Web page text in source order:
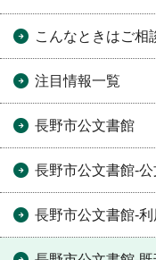
こんなときはご相
注目情報一覧
長野市公文書館
長野市公文書館-
長野市公文書館-